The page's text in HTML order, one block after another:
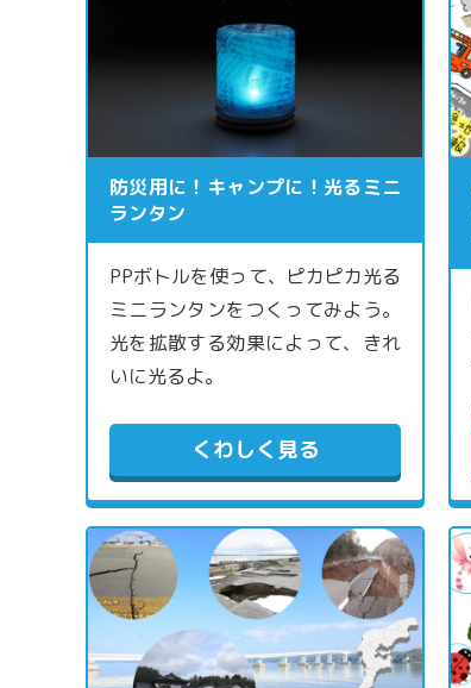
防災用に！キャンプに！光るミニ
ランタン
PPボトルを使って、ピカピカ光る
ミニランタンをつくってみよう。
光を拡散する効果によって、きれ
いに光るよ。
くわしく見る